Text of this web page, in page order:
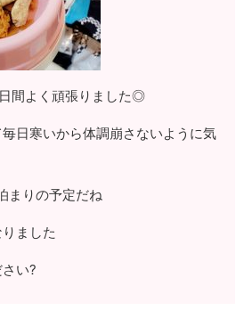
間よく頑張りました◎
日寒いから体調崩さないように気
まりの予定だね
ました
い?